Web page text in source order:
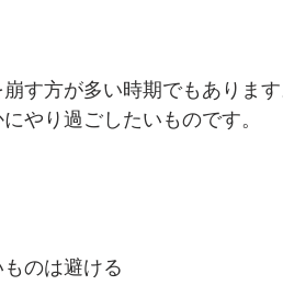
す方が多い時期でもありま
やり過ごしたいものです。
のは避ける